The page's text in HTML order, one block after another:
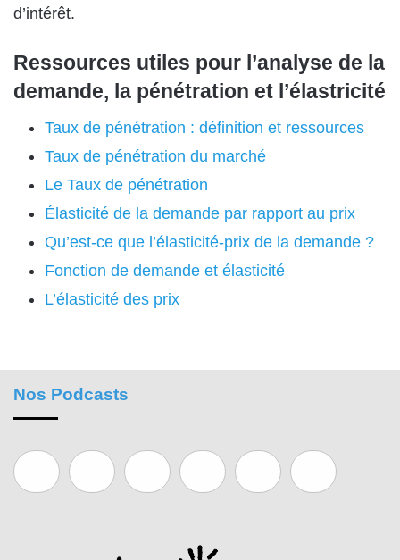
d’intérêt.
Ressources utiles pour l’analyse de la
demande, la pénétration et l’élastricité
Taux de pénétration : définition et ressources
Taux de pénétration du marché
Le Taux de pénétration
Élasticité de la demande par rapport au prix
Qu’est-ce que l’élasticité-prix de la demande ?
Fonction de demande et élasticité
L’élasticité des prix
Nos Podcasts